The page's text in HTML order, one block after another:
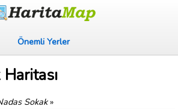
Önemli Yerler
Sokak»